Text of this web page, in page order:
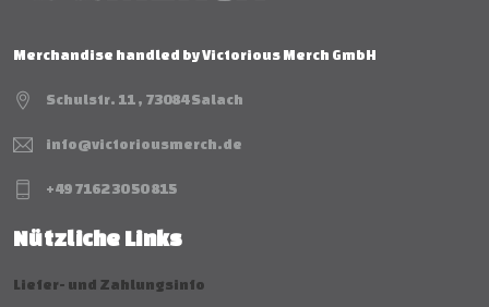
Merchandise handled by Victorious Merch GmbH
Schulstr. 11 , 73084 Salach
info@victoriousmerch.de
+49 7162 30 50 815
Nützliche Links
Liefer- und Zahlungsinfo